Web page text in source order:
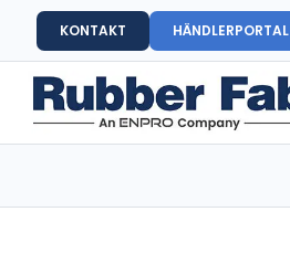
KONTAKT HÄNDLERPORTAL